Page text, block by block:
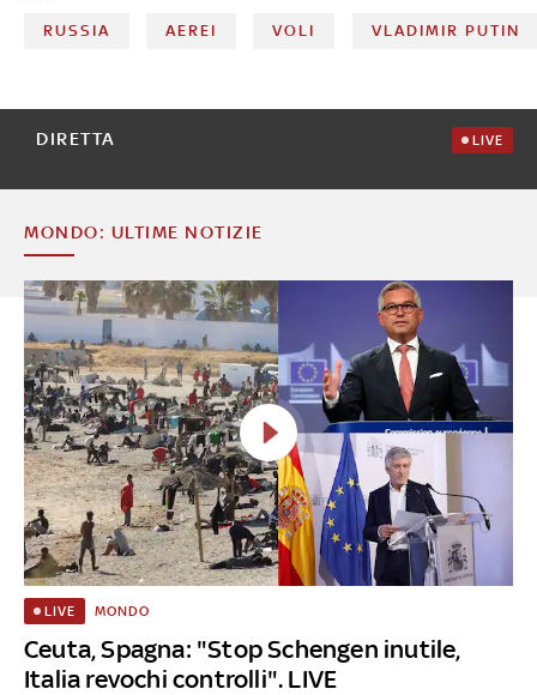
RUSSIA AEREI VOLI VLADIMIR PUTIN
DIRETTA LIVE
MONDO: ULTIME NOTIZIE
Ceuta, Spagna: "Stop Schengen inutile,
Italia revochi controlli". LIVE
LIVE MONDO